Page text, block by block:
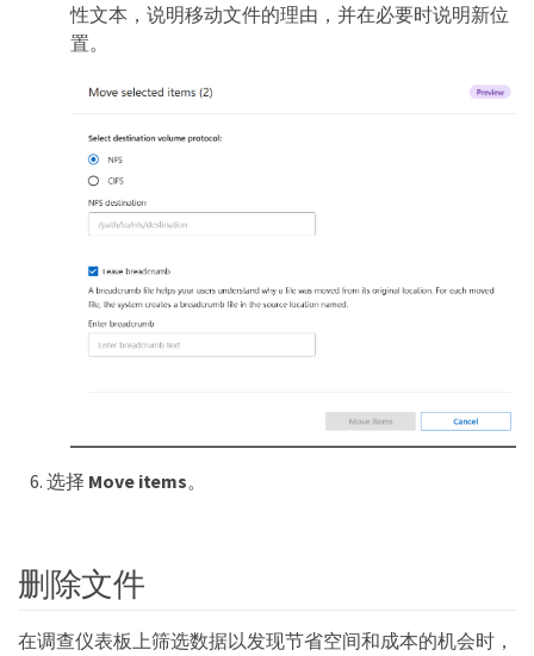
性文本，说明移动文件的理由，并在必要时说明新位
置。
选择 Move items。
删除文件
在调查仪表板上筛选数据以发现节省空间和成本的机会时，